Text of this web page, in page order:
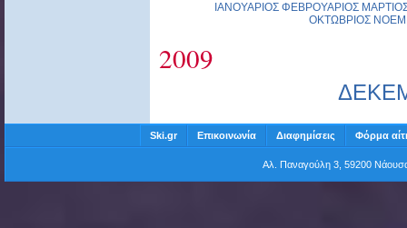
ΙΑΝΟΥΑΡΙΟΣ ΦΕΒΡΟΥΑΡΙΟΣ
ΟΚΤΩΒΡΙΟΣ
2009
Ski.gr Επικοινωνία Διαφημίσεις Φόρμα
Αλ. Παναγούλη 3, 59200